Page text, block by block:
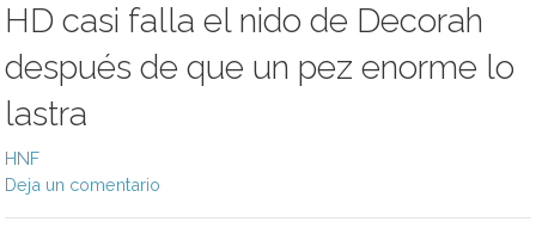
HD casi falla el nido de Decorah
después de que un pez enorme lo
lastra
HNF
Deja un comentario